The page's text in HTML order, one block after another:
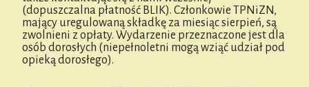
(dopuszczalna płatność BLIK). Członkowie TPNiZN,
mający uregulowaną składkę za miesiąc sierpień, są
zwolnieni z opłaty. Wydarzenie przeznaczone jest dla
osób dorosłych (niepełnoletni mogą wziąć udział pod
opieką dorosłego).